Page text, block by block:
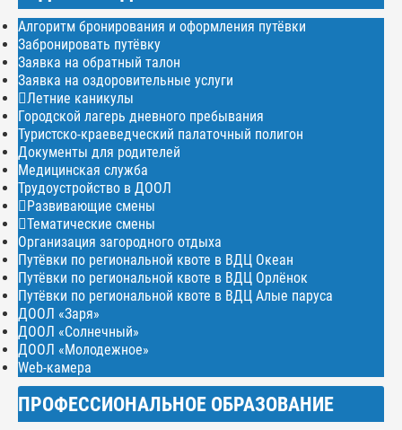
Алгоритм бронирования и оформления путёвки
Забронировать путёвку
Заявка на обратный талон
Заявка на оздоровительные услуги
Летние каникулы
Городской лагерь дневного пребывания
Туристско-краеведческий палаточный полигон
Документы для родителей
Медицинская служба
Трудоустройство в ДООЛ
Развивающие смены
Тематические смены
Организация загородного отдыха
Путёвки по региональной квоте в ВДЦ Океан
Путёвки по региональной квоте в ВДЦ Орлёнок
Путёвки по региональной квоте в ВДЦ Алые паруса
ДООЛ «Заря»
ДООЛ «Солнечный»
ДООЛ «Молодежное»
Web-камера
ПРОФЕССИОНАЛЬНОЕ ОБРАЗОВАНИЕ